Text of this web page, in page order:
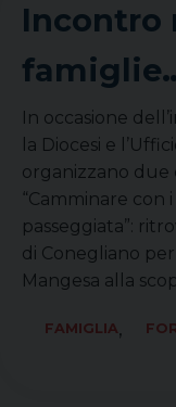
Incontro
In occasione
la Diocesi e
organizzano due
“Camminare con
passeggiata”:
di Conegliano
Mangesa alla
FAMIGLIA,